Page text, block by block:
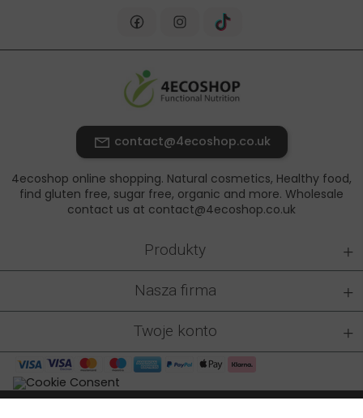
contact@4ecoshop.co.uk
4ecoshop online shopping. Natural cosmetics, Healthy food,
find gluten free, sugar free, organic and more. Wholesale
contact us at contact@4ecoshop.co.uk
Produkty +
Nasza firma +
Twoje konto +